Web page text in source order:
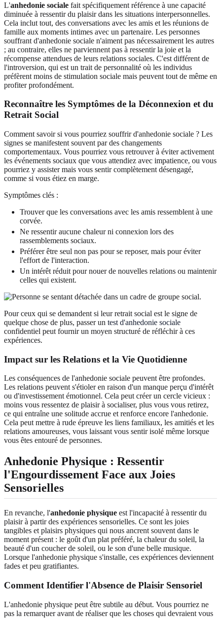
L'anhedonie sociale fait spécifiquement référence à une capacité
diminuée à ressentir du plaisir dans les situations interpersonnelles.
Cela inclut tout, des conversations avec les amis et les réunions de
famille aux moments intimes avec un partenaire. Les personnes
souffrant d'anhedonie sociale n'aiment pas nécessairement les autres
; au contraire, elles ne parviennent pas à ressentir la joie et la
récompense attendues de leurs relations sociales. C'est différent de
l'introversion, qui est un trait de personnalité où les individus
préfèrent moins de stimulation sociale mais peuvent tout de même en
profiter profondément.
Reconnaître les Symptômes de la Déconnexion et du
Retrait Social
Comment savoir si vous pourriez souffrir d'anhedonie sociale ? Les
signes se manifestent souvent par des changements
comportementaux. Vous pourriez vous retrouver à éviter activement
les événements sociaux que vous attendiez avec impatience, ou vous
pourriez y assister mais vous sentir complètement désengagé,
comme si vous étiez en marge.
Symptômes clés :
Trouver que les conversations avec les amis ressemblent à une
corvée.
Ne ressentir aucune chaleur ni connexion lors des
rassemblements sociaux.
Préférer être seul non pas pour se reposer, mais pour éviter
l'effort de l'interaction.
Un intérêt réduit pour nouer de nouvelles relations ou maintenir
celles qui existent.
Pour ceux qui se demandent si leur retrait social est le signe de
quelque chose de plus, passer un test d'anhedonie sociale
confidentiel peut fournir un moyen structuré de réfléchir à ces
expériences.
Impact sur les Relations et la Vie Quotidienne
Les conséquences de l'anhedonie sociale peuvent être profondes.
Les relations peuvent s'étioler en raison d'un manque perçu d'intérêt
ou d'investissement émotionnel. Cela peut créer un cercle vicieux :
moins vous ressentez de plaisir à socialiser, plus vous vous retirez,
ce qui entraîne une solitude accrue et renforce encore l'anhedonie.
Cela peut mettre à rude épreuve les liens familiaux, les amitiés et les
relations amoureuses, vous laissant vous sentir isolé même lorsque
vous êtes entouré de personnes.
Anhedonie Physique : Ressentir
l'Engourdissement Face aux Joies
Sensorielles
En revanche, l'anhedonie physique est l'incapacité à ressentir du
plaisir à partir des expériences sensorielles. Ce sont les joies
tangibles et plaisirs physiques qui nous ancrent souvent dans le
moment présent : le goût d'un plat préféré, la chaleur du soleil, la
beauté d'un coucher de soleil, ou le son d'une belle musique.
Lorsque l'anhedonie physique s'installe, ces expériences deviennent
fades et peu gratifiantes.
Comment Identifier l'Absence de Plaisir Sensoriel
L'anhedonie physique peut être subtile au début. Vous pourriez ne
pas la remarquer avant de réaliser que les choses qui devraient vous